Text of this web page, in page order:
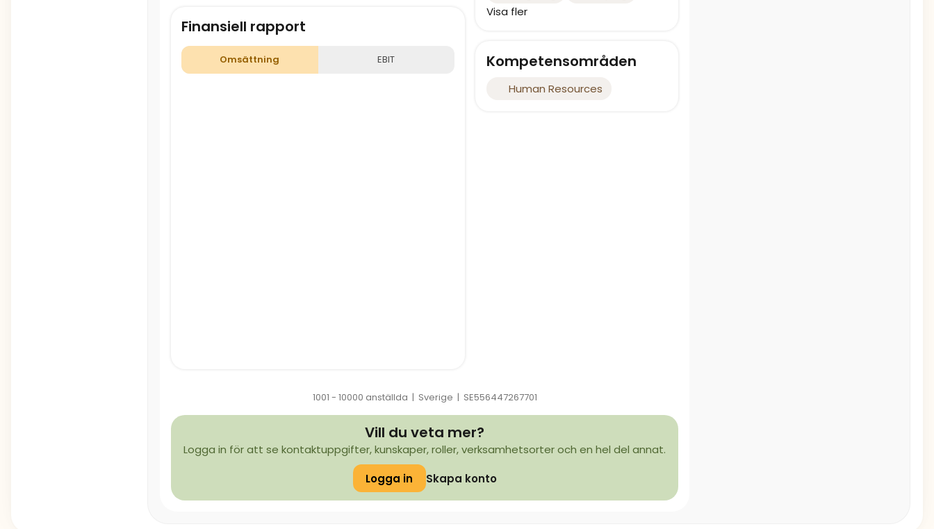
Finansiell rapport
Omsättning EBIT
Visa fler
Kompetensområden
Human Resources
1001 - 10000 anställda | Sverige | SE556447267701
Vill du veta mer?
Logga in för att se kontaktuppgifter, kunskaper, roller, verksamhetsorter och en hel del annat.
Logga in
Skapa konto